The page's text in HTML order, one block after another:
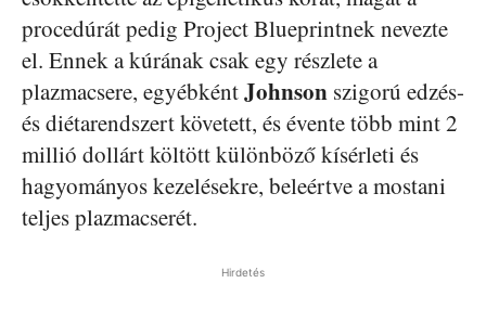
procedúrát pedig Project Blueprintnek nevezte
el. Ennek a kúrának csak egy részlete a
plazmacsere, egyébkéntJohnson szigorú edzés-
és diétarendszert követett, és évente több mint 2
millió dollárt költött különböző kísérleti és
hagyományos kezelésekre, beleértve a mostani
teljes plazmacserét.
Hirdetés